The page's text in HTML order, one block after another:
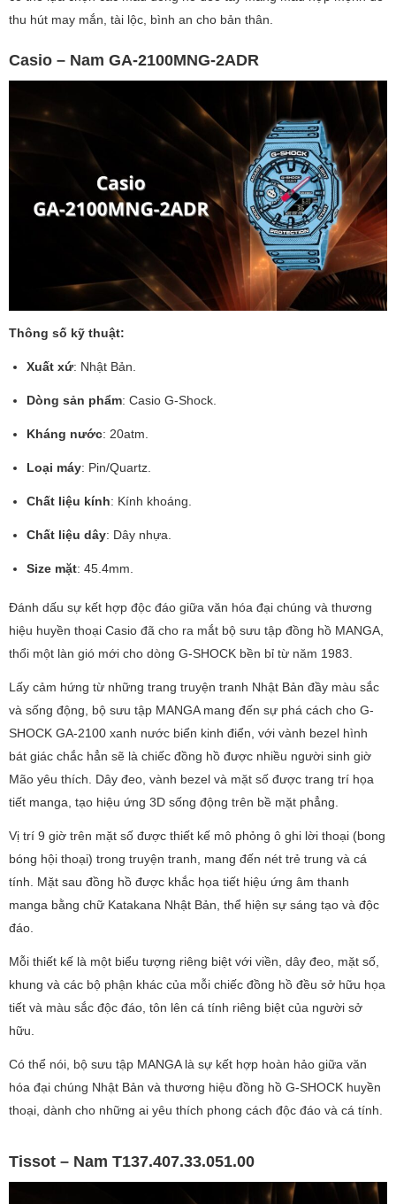
thu hút may mắn, tài lộc, bình an cho bản thân.
Casio – Nam GA-2100MNG-2ADR
Thông số kỹ thuật:
Xuất xứ: Nhật Bản.
Dòng sản phẩm: Casio G-Shock.
Kháng nước: 20atm.
Loại máy: Pin/Quartz.
Chất liệu kính: Kính khoáng.
Chất liệu dây: Dây nhựa.
Size mặt: 45.4mm.
Đánh dấu sự kết hợp độc đáo giữa văn hóa đại chúng và thương
hiệu huyền thoại Casio đã cho ra mắt bộ sưu tập đồng hồ MANGA,
thổi một làn gió mới cho dòng G-SHOCK bền bỉ từ năm 1983.
Lấy cảm hứng từ những trang truyện tranh Nhật Bản đầy màu sắc
và sống động, bộ sưu tập MANGA mang đến sự phá cách cho G-
SHOCK GA-2100 xanh nước biển kinh điển, với vành bezel hình
bát giác chắc hẳn sẽ là chiếc đồng hồ được nhiều người sinh giờ
Mão yêu thích. Dây đeo, vành bezel và mặt số được trang trí họa
tiết manga, tạo hiệu ứng 3D sống động trên bề mặt phẳng.
Vị trí 9 giờ trên mặt số được thiết kế mô phỏng ô ghi lời thoại (bong
bóng hội thoại) trong truyện tranh, mang đến nét trẻ trung và cá
tính. Mặt sau đồng hồ được khắc họa tiết hiệu ứng âm thanh
manga bằng chữ Katakana Nhật Bản, thể hiện sự sáng tạo và độc
đáo.
Mỗi thiết kế là một biểu tượng riêng biệt với viền, dây đeo, mặt số,
khung và các bộ phận khác của mỗi chiếc đồng hồ đều sở hữu họa
tiết và màu sắc độc đáo, tôn lên cá tính riêng biệt của người sở
hữu.
Có thể nói, bộ sưu tập MANGA là sự kết hợp hoàn hảo giữa văn
hóa đại chúng Nhật Bản và thương hiệu đồng hồ G-SHOCK huyền
thoại, dành cho những ai yêu thích phong cách độc đáo và cá tính.
Tissot – Nam T137.407.33.051.00